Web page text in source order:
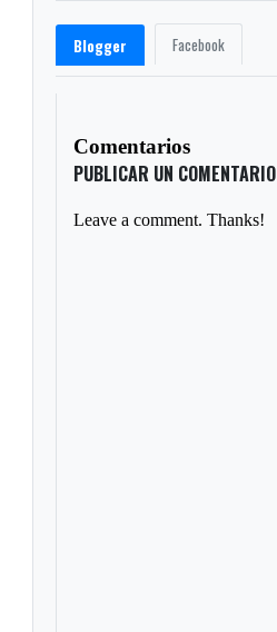
Blogger Facebook
Comentarios
PUBLICAR UN COMENTARIO
Leave a comment. Thanks!